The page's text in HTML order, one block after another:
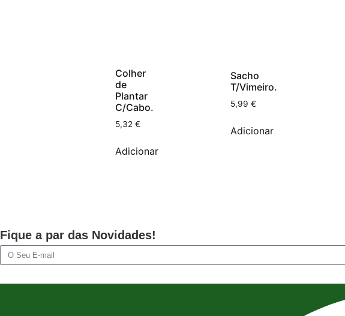
Colher
de
Plantar
C/Cabo.
5,32 €
Adicionar
Sacho
T/Vimeiro.
5,99 €
Adicionar
Fique a par das Novidades!